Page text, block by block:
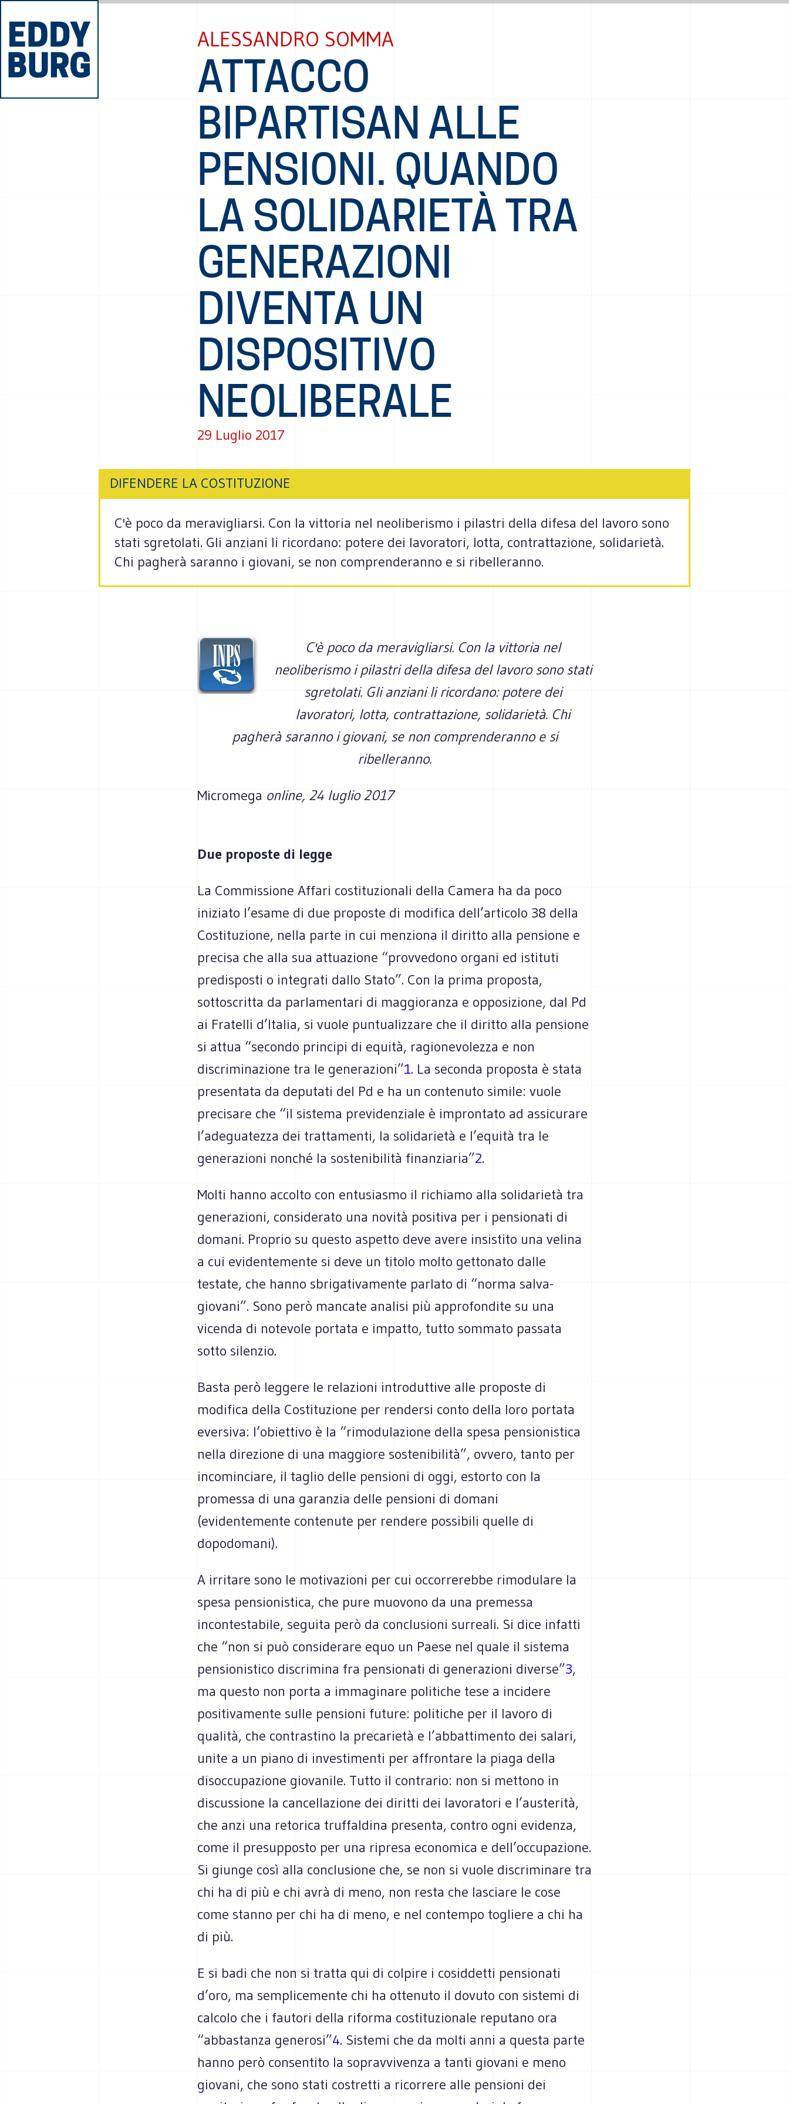
ALESSANDRO SOMMA
ATTACCO
BIPARTISAN ALLE
PENSIONI. QUANDO
LA SOLIDARIETÀ TRA
GENERAZIONI
DIVENTA UN
DISPOSITIVO
NEOLIBERALE
29 Luglio 2017
DIFENDERE LA COSTITUZIONE
C'è poco da meravigliarsi. Con la vittoria nel neoliberismo i pilastri della difesa del lavoro sono
stati sgretolati. Gli anziani li ricordano: potere dei lavoratori, lotta, contrattazione, solidarietà.
Chi pagherà saranno i giovani, se non comprenderanno e si ribelleranno.
C'è poco da meravigliarsi. Con la vittoria nel
neoliberismo i pilastri della difesa del lavoro sono stati
sgretolati. Gli anziani li ricordano: potere dei
lavoratori, lotta, contrattazione, solidarietà. Chi
pagherà saranno i giovani, se non comprenderanno e si
ribelleranno.
Micromega online, 24 luglio 2017
Due proposte di legge
La Commissione Affari costituzionali della Camera ha da poco
iniziato l’esame di due proposte di modifica dell’articolo 38 della
Costituzione, nella parte in cui menziona il diritto alla pensione e
precisa che alla sua attuazione “provvedono organi ed istituti
predisposti o integrati dallo Stato”. Con la prima proposta,
sottoscritta da parlamentari di maggioranza e opposizione, dal Pd
ai Fratelli d’Italia, si vuole puntualizzare che il diritto alla pensione
si attua “secondo principi di equità, ragionevolezza e non
discriminazione tra le generazioni”1. La seconda proposta è stata
presentata da deputati del Pd e ha un contenuto simile: vuole
precisare che “il sistema previdenziale è improntato ad assicurare
l’adeguatezza dei trattamenti, la solidarietà e l’equità tra le
generazioni nonché la sostenibilità finanziaria”2.
Molti hanno accolto con entusiasmo il richiamo alla solidarietà tra
generazioni, considerato una novità positiva per i pensionati di
domani. Proprio su questo aspetto deve avere insistito una velina
a cui evidentemente si deve un titolo molto gettonato dalle
testate, che hanno sbrigativamente parlato di “norma salva-
giovani”. Sono però mancate analisi più approfondite su una
vicenda di notevole portata e impatto, tutto sommato passata
sotto silenzio.
Basta però leggere le relazioni introduttive alle proposte di
modifica della Costituzione per rendersi conto della loro portata
eversiva: l’obiettivo è la “rimodulazione della spesa pensionistica
nella direzione di una maggiore sostenibilità”, ovvero, tanto per
incominciare, il taglio delle pensioni di oggi, estorto con la
promessa di una garanzia delle pensioni di domani
(evidentemente contenute per rendere possibili quelle di
dopodomani).
A irritare sono le motivazioni per cui occorrerebbe rimodulare la
spesa pensionistica, che pure muovono da una premessa
incontestabile, seguita però da conclusioni surreali. Si dice infatti
che “non si può considerare equo un Paese nel quale il sistema
pensionistico discrimina fra pensionati di generazioni diverse”3,
ma questo non porta a immaginare politiche tese a incidere
positivamente sulle pensioni future: politiche per il lavoro di
qualità, che contrastino la precarietà e l’abbattimento dei salari,
unite a un piano di investimenti per affrontare la piaga della
disoccupazione giovanile. Tutto il contrario: non si mettono in
discussione la cancellazione dei diritti dei lavoratori e l’austerità,
che anzi una retorica truffaldina presenta, contro ogni evidenza,
come il presupposto per una ripresa economica e dell’occupazione.
Si giunge così alla conclusione che, se non si vuole discriminare tra
chi ha di più e chi avrà di meno, non resta che lasciare le cose
come stanno per chi ha di meno, e nel contempo togliere a chi ha
di più.
E si badi che non si tratta qui di colpire i cosiddetti pensionati
d’oro, ma semplicemente chi ha ottenuto il dovuto con sistemi di
calcolo che i fautori della riforma costituzionale reputano ora
“abbastanza generosi”4. Sistemi che da molti anni a questa parte
hanno però consentito la sopravvivenza a tanti giovani e meno
giovani, che sono stati costretti a ricorrere alle pensioni dei